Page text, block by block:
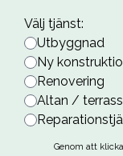
Välj tjänst:
Utbyggnad
Ny
Renovering
Altan / terrass
Genom att